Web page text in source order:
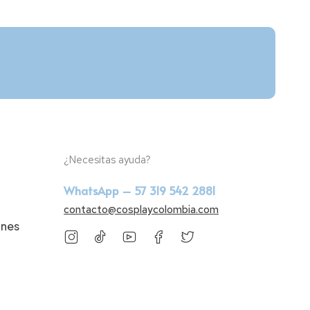
¿Necesitas ayuda?
WhatsApp – 57 319 542 2881
contacto@cosplaycolombia.com